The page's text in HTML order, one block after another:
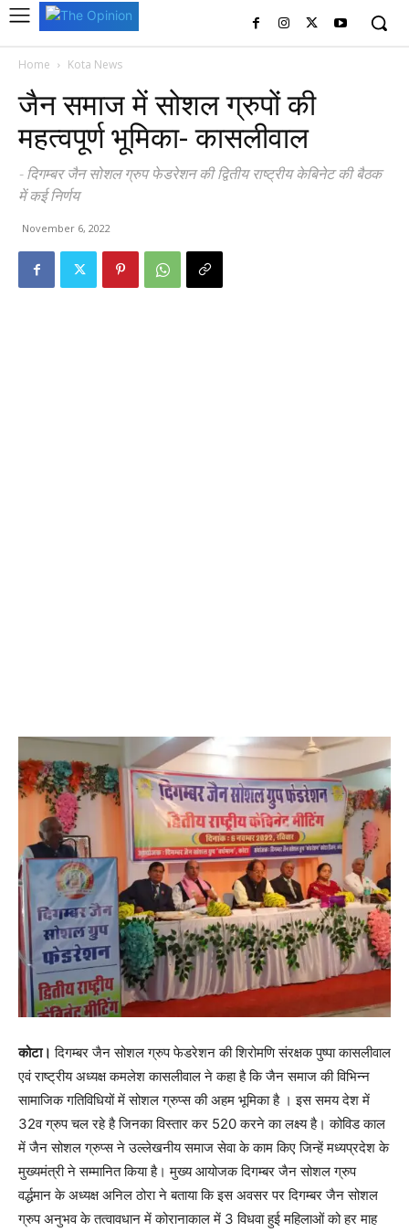
Home Kota News
जैन समाज में सोशल ग्रुपों की
महत्वपूर्ण भूमिका- कासलीवाल
- दिगम्बर जैन सोशल ग्रुप फेडरेशन की द्वितीय राष्ट्रीय केबिनेट की बैठक
में कई निर्णय
November 6, 2022
कोटा। दिगम्बर जैन सोशल ग्रुप फेडरेशन की शिरोमणि संरक्षक पुष्पा कासलीवाल
एवं राष्ट्रीय अध्यक्ष कमलेश कासलीवाल ने कहा है कि जैन समाज की विभिन्न
सामाजिक गतिविधियों में सोशल ग्रुप्स की अहम भूमिका है । इस समय देश में
32व ग्रुप चल रहे है जिनका विस्तार कर 520 करने का लक्ष्य है। कोविड काल
में जैन सोशल ग्रुप्स ने उल्लेखनीय समाज सेवा के काम किए जिन्हें मध्यप्रदेश के
मुख्यमंत्री ने सम्मानित किया है। मुख्य आयोजक दिगम्बर जैन सोशल ग्रुप
वर्द्धमान के अध्यक्ष अनिल ठोरा ने बताया कि इस अवसर पर दिगम्बर जैन सोशल
ग्रुप अनुभव के तत्वावधान में कोरानाकाल में 3 विधवा हुई महिलाओं को हर माह